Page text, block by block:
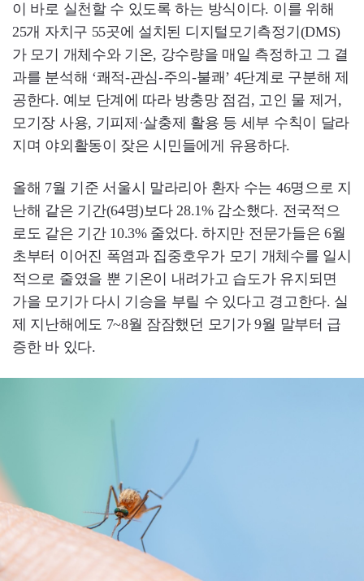
이 바로 실천할 수 있도록 하는 방식이다. 이를 위해
25개 자치구 55곳에 설치된 디지털모기측정기(DMS)
가 모기 개체수와 기온, 강수량을 매일 측정하고 그 결
과를 분석해 ‘쾌적-관심-주의-불쾌’ 4단계로 구분해 제
공한다. 예보 단계에 따라 방충망 점검, 고인 물 제거,
모기장 사용, 기피제·살충제 활용 등 세부 수칙이 달라
지며 야외활동이 잦은 시민들에게 유용하다.
올해 7월 기준 서울시 말라리아 환자 수는 46명으로 지
난해 같은 기간(64명)보다 28.1% 감소했다. 전국적으
로도 같은 기간 10.3% 줄었다. 하지만 전문가들은 6월
초부터 이어진 폭염과 집중호우가 모기 개체수를 일시
적으로 줄였을 뿐 기온이 내려가고 습도가 유지되면
가을 모기가 다시 기승을 부릴 수 있다고 경고한다. 실
제 지난해에도 7~8월 잠잠했던 모기가 9월 말부터 급
증한 바 있다.